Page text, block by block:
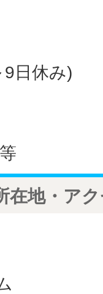
日休み)
在地・ア